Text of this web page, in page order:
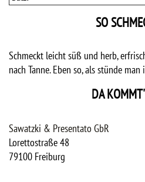
SO
Schmeckt leicht süß und herb,
nach Tanne. Eben so, als stünde man
DA
Sawatzki & Presentato GbR
Lorettostraße 48
79100 Freiburg